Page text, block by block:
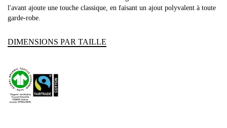
l'avant ajoute une touche classique, en faisant un ajout polyvalent à toute
garde-robe.
DIMENSIONS PAR TAILLE